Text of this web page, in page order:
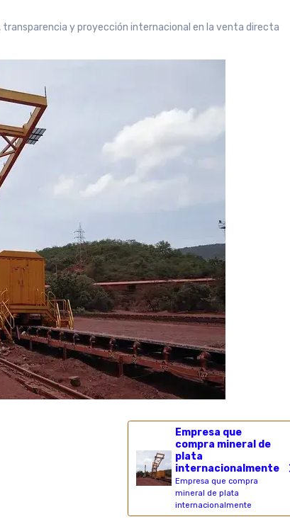
transparencia y proyección internacional en la venta directa
Empresa que
compra mineral de
plata
internacionalmente
Empresa que compra
mineral de plata
internacionalmente